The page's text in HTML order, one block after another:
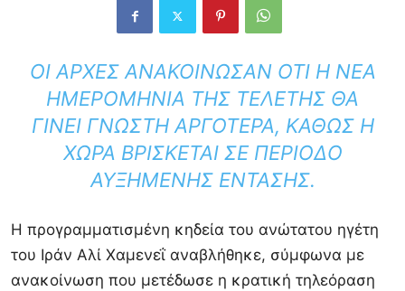
ΟΙ ΑΡΧΈΣ ΑΝΑΚΟΊΝΩΣΑΝ ΌΤΙ Η ΝΈΑ
ΗΜΕΡΟΜΗΝΊΑ ΤΗΣ ΤΕΛΕΤΉΣ ΘΑ
ΓΊΝΕΙ ΓΝΩΣΤΉ ΑΡΓΌΤΕΡΑ, ΚΑΘΏΣ Η
ΧΏΡΑ ΒΡΊΣΚΕΤΑΙ ΣΕ ΠΕΡΊΟΔΟ
ΑΥΞΗΜΈΝΗΣ ΈΝΤΑΣΗΣ.
Η προγραμματισμένη κηδεία του ανώτατου ηγέτη
του Ιράν Αλί Χαμενεΐ αναβλήθηκε, σύμφωνα με
ανακοίνωση που μετέδωσε η κρατική τηλεόραση